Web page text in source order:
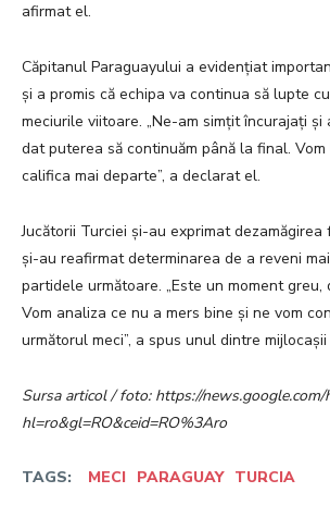
afirmat el.
Căpitanul Paraguayului a evidențiat
și a promis că echipa va continua să lupte
meciurile viitoare. „Ne-am simțit încurajați
dat puterea să continuăm până la final.
califica mai departe”, a declarat el.
Jucătorii Turciei și-au exprimat
și-au reafirmat determinarea de a reveni
partidele următoare. „Este un moment greu,
Vom analiza ce nu a mers bine și ne vom
următorul meci”, a spus unul dintre
Sursa articol / foto: https://news.google.com/
hl=ro&gl=RO&ceid=RO%3Aro
TAGS: MECI PARAGUAY TURCIA